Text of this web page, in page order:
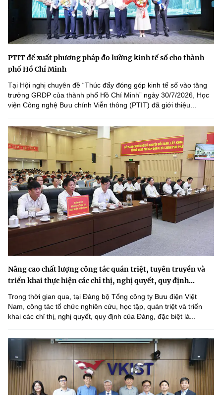
PTIT đề xuất phương pháp đo lường kinh tế số cho thành
phố Hồ Chí Minh
Tại Hội nghị chuyên đề “Thúc đẩy đóng góp kinh tế số vào tăng
trưởng GRDP của thành phố Hồ Chí Minh” ngày 30/7/2026, Học
viện Công nghệ Bưu chính Viễn thông (PTIT) đã giới thiệu...
Nâng cao chất lượng công tác quán triệt, tuyên truyền và
triển khai thực hiện các chỉ thị, nghị quyết, quy định...
Trong thời gian qua, tại Đảng bộ Tổng công ty Bưu điện Việt
Nam, công tác tổ chức nghiên cứu, học tập, quán triệt và triển
khai các chỉ thị, nghị quyết, quy định của Đảng, đặc biệt là...